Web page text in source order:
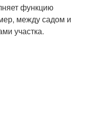
функцию
между садом и
участка.